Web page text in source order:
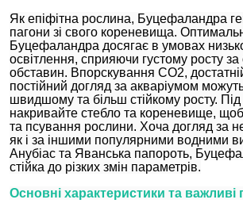
Як епіфітна рослина, Буцефаландра
пагони зі свого кореневища.
Буцефаландра досягає в умовах
освітлення, сприяючи густому росту
обставин. Впорскування CO2,
постійний догляд за акваріумом
швидшому та більш стійкому росту.
накривайте стебло та кореневище, щоб
та псування рослини. Хоча догляд за
як і за іншими популярними водними
Анубіас та Яванська папороть,
стійка до різких змін параметрів.
Основні характеристики та важливі